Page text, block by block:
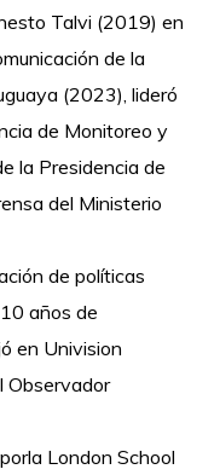
Talvi (2019) en
de la
(2023), lideró
de Monitoreo y
la Presidencia de
del Ministerio
de políticas
años de
en Univision
Observador
London School